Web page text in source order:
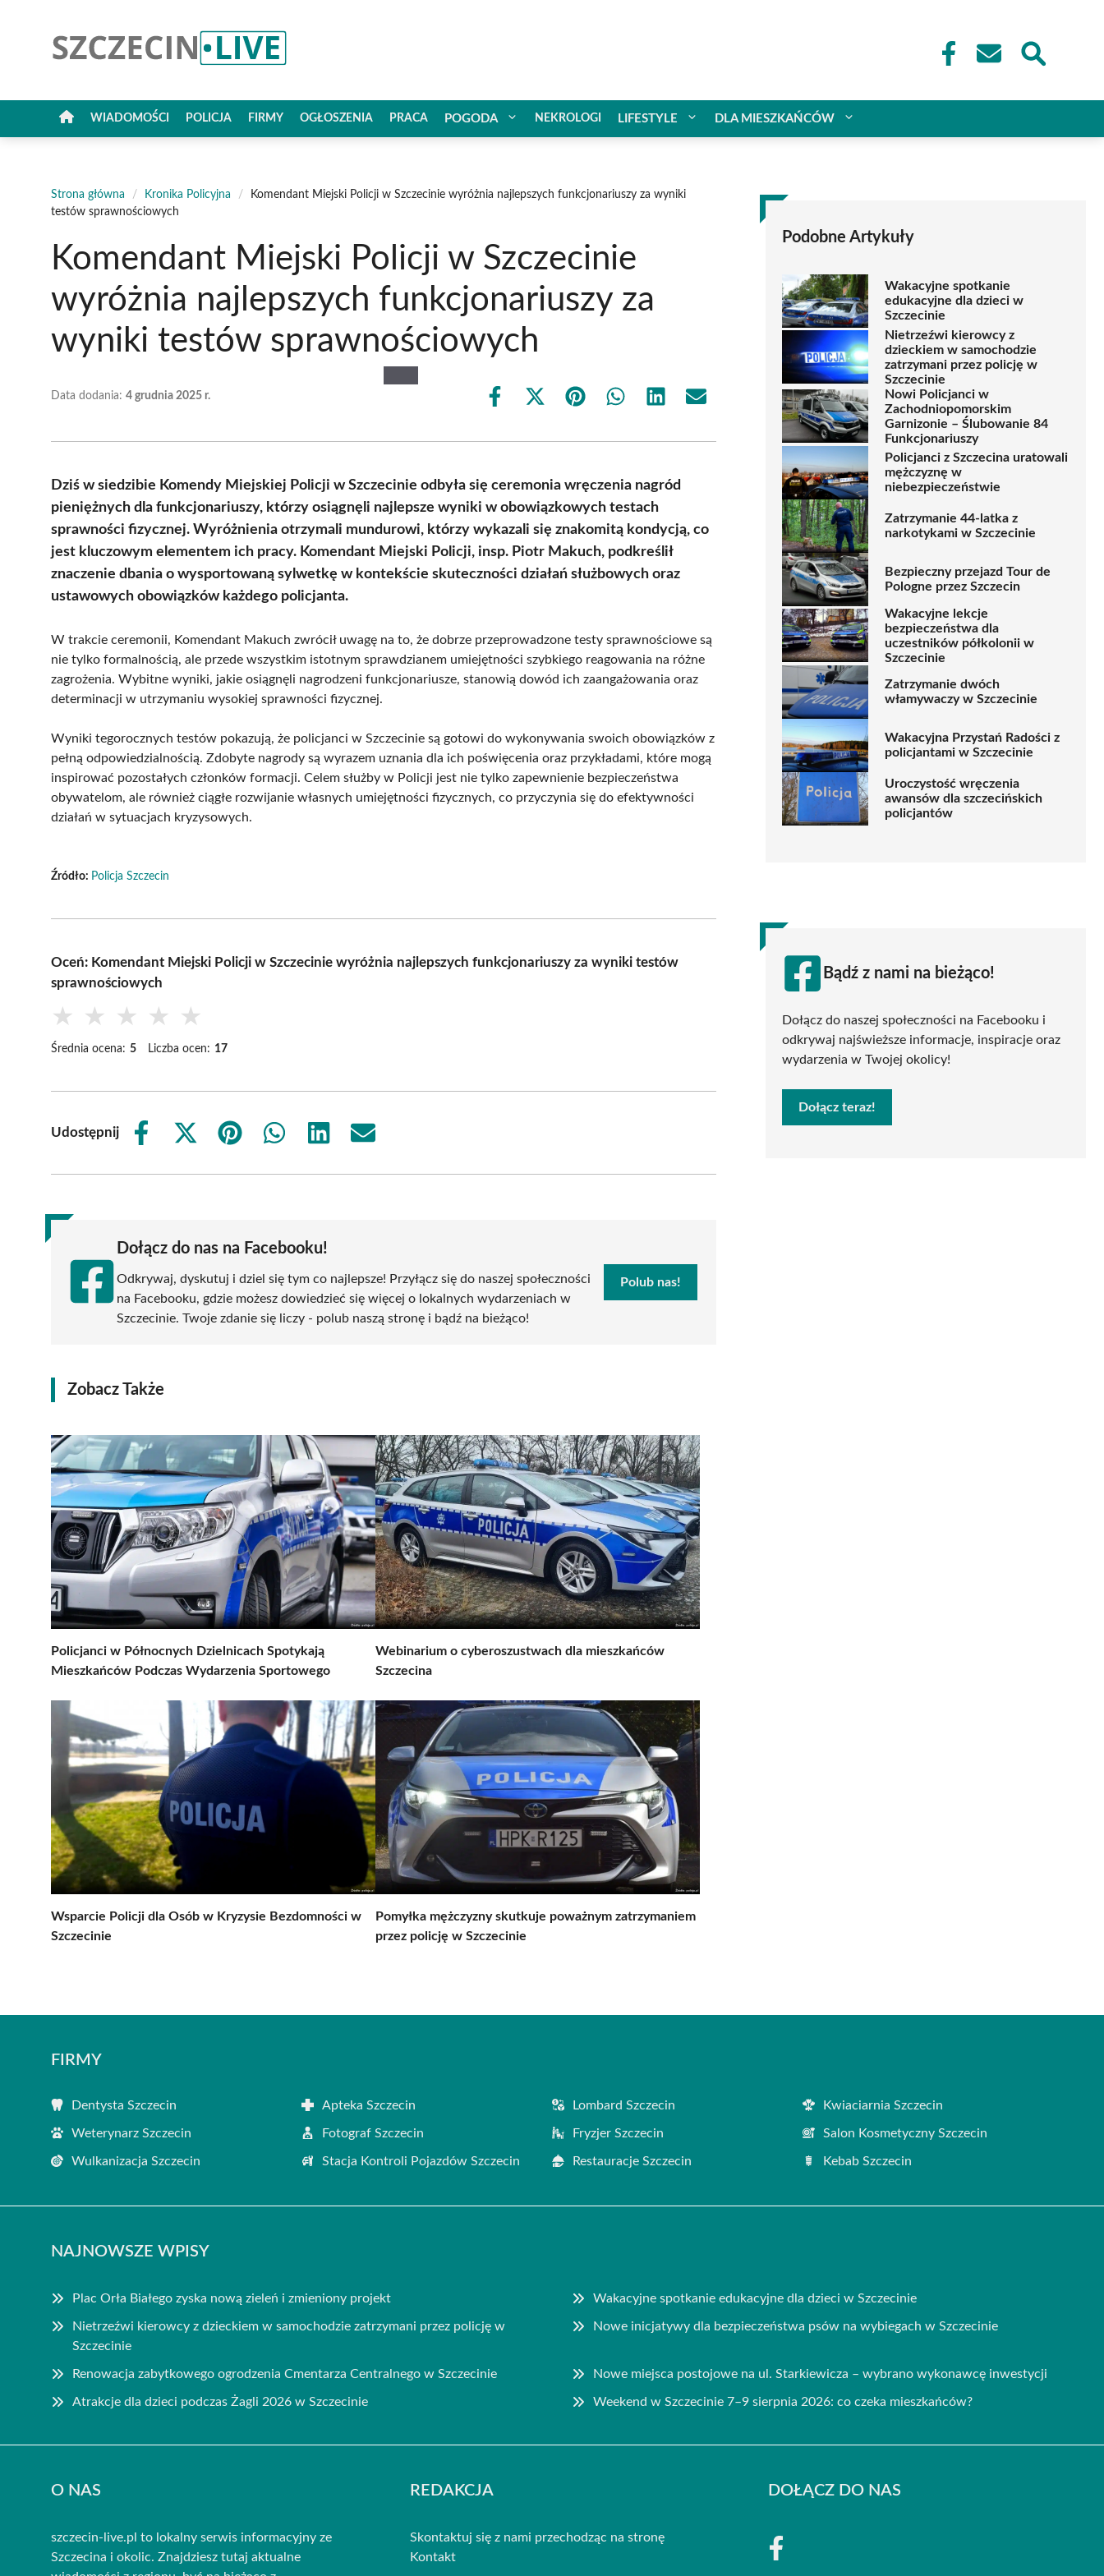
WIADOMOŚCI POLICJA FIRMY OGŁOSZENIA PRACA POGODA NEKROLOGI LIFESTYLE DLA MIESZKAŃCÓW
Strona główna / Kronika Policyjna /
Komendant Miejski Policji w Szczecinie wyróżnia najlepszych funkcjonariuszy za wyniki
testów sprawnościowych
Komendant Miejski Policji w Szczecinie
wyróżnia najlepszych funkcjonariuszy za
wyniki testów sprawnościowych
Data dodania: 4 grudnia 2025 r.
Share
Share
(Twitter)
Share Share Share Share
Dziś w siedzibie Komendy Miejskiej Policji w Szczecinie odbyła się ceremonia wręczenia nagród
pieniężnych dla funkcjonariuszy, którzy osiągnęli najlepsze wyniki w obowiązkowych testach
sprawności fizycznej. Wyróżnienia otrzymali mundurowi, którzy wykazali się znakomitą kondycją, co
jest kluczowym elementem ich pracy. Komendant Miejski Policji, insp. Piotr Makuch, podkreślił
znaczenie dbania o wysportowaną sylwetkę w kontekście skuteczności działań służbowych oraz
ustawowych obowiązków każdego policjanta.
W trakcie ceremonii, Komendant Makuch zwrócił uwagę na to, że dobrze przeprowadzone testy sprawnościowe są
nie tylko formalnością, ale przede wszystkim istotnym sprawdzianem umiejętności szybkiego reagowania na różne
zagrożenia. Wybitne wyniki, jakie osiągnęli nagrodzeni funkcjonariusze, stanowią dowód ich zaangażowania oraz
determinacji w utrzymaniu wysokiej sprawności fizycznej.
Wyniki tegorocznych testów pokazują, że policjanci w Szczecinie są gotowi do wykonywania swoich obowiązków z
pełną odpowiedzialnością. Zdobyte nagrody są wyrazem uznania dla ich poświęcenia oraz przykładami, które mogą
inspirować pozostałych członków formacji. Celem służby w Policji jest nie tylko zapewnienie bezpieczeństwa
obywatelom, ale również ciągłe rozwijanie własnych umiejętności fizycznych, co przyczynia się do efektywności
działań w sytuacjach kryzysowych.
Źródło: Policja Szczecin
Oceń: Komendant Miejski Policji w Szczecinie wyróżnia najlepszych funkcjonariuszy za wyniki testów
sprawnościowych
★ ★ ★ ★ ★
Średnia ocena: 5 Liczba ocen: 17
Udostępnij
Share
Share
(Twitter)
Share
Share
Share
Share
Dołącz do nas na Facebooku!
Odkrywaj, dyskutuj i dziel się tym co najlepsze! Przyłącz się do naszej społeczności
na Facebooku, gdzie możesz dowiedzieć się więcej o lokalnych wydarzeniach w
Szczecinie. Twoje zdanie się liczy - polub naszą stronę i bądź na bieżąco!
Polub nas!
Zobacz Także
Policjanci w Północnych Dzielnicach Spotykają
Mieszkańców Podczas Wydarzenia Sportowego
Webinarium o cyberoszustwach dla mieszkańców
Szczecina
Wsparcie Policji dla Osób w Kryzysie Bezdomności w
Szczecinie
Pomyłka mężczyzny skutkuje poważnym zatrzymaniem
przez policję w Szczecinie
Podobne Artykuły
Wakacyjne spotkanie
edukacyjne dla dzieci w
Szczecinie
Nietrzeźwi kierowcy z
dzieckiem w samochodzie
zatrzymani przez policję w
Szczecinie
Nowi Policjanci w
Zachodniopomorskim
Garnizonie – Ślubowanie 84
Funkcjonariuszy
Policjanci z Szczecina uratowali
mężczyznę w
niebezpieczeństwie
Zatrzymanie 44-latka z
narkotykami w Szczecinie
Bezpieczny przejazd Tour de
Pologne przez Szczecin
Wakacyjne lekcje
bezpieczeństwa dla
uczestników półkolonii w
Szczecinie
Zatrzymanie dwóch
włamywaczy w Szczecinie
Wakacyjna Przystań Radości z
policjantami w Szczecinie
Uroczystość wręczenia
awansów dla szczecińskich
policjantów
Bądź z nami na bieżąco!
Dołącz do naszej społeczności na Facebooku i
odkrywaj najświeższe informacje, inspiracje oraz
wydarzenia w Twojej okolicy!
Dołącz teraz!
FIRMY
Dentysta Szczecin Apteka Szczecin Lombard Szczecin Kwiaciarnia Szczecin
Weterynarz Szczecin Fotograf Szczecin Fryzjer Szczecin Salon Kosmetyczny Szczecin
Wulkanizacja Szczecin Stacja Kontroli Pojazdów Szczecin Restauracje Szczecin Kebab Szczecin
NAJNOWSZE WPISY
Plac Orła Białego zyska nową zieleń i zmieniony projekt Wakacyjne spotkanie edukacyjne dla dzieci w Szczecinie
Nietrzeźwi kierowcy z dzieckiem w samochodzie zatrzymani przez policję w
Szczecinie
Nowe inicjatywy dla bezpieczeństwa psów na wybiegach w Szczecinie
Renowacja zabytkowego ogrodzenia Cmentarza Centralnego w Szczecinie Nowe miejsca postojowe na ul. Starkiewicza – wybrano wykonawcę inwestycji
Atrakcje dla dzieci podczas Żagli 2026 w Szczecinie Weekend w Szczecinie 7–9 sierpnia 2026: co czeka mieszkańców?
O NAS
szczecin-live.pl to lokalny serwis informacyjny ze
Szczecina i okolic. Znajdziesz tutaj aktualne
REDAKCJA
Skontaktuj się z nami przechodząc na stronę
Kontakt
DOŁĄCZ DO NAS